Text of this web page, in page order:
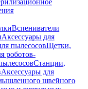
Вспениватели
Аксессуары для
пылесосовЩетки,
роботов-
Станции,
Аксессуары для
швейного